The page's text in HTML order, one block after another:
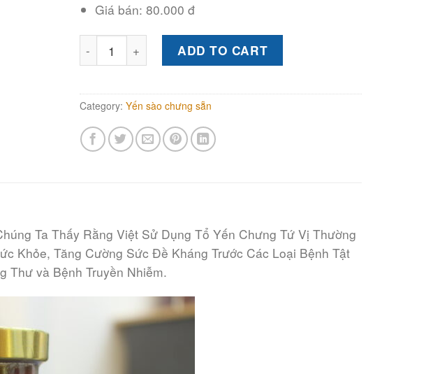
Giá bán: 80.000 đ
Yến chưng sẵn tứ vị Gia Yến 3000mg quantity
ADD TO CART
Category: Yến sào chưng sẵn
Ta Thấy Rằng Việt Sử Dụng Tổ Yến Chưng Tứ Vị Thường
Khỏe, Tăng Cường Sức Đề Kháng Trước Các Loại Bệnh Tật
Thư và Bệnh Truyền Nhiễm.